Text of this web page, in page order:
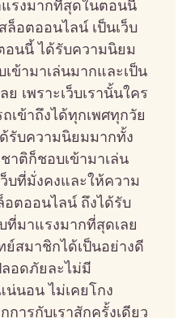
แรงมากที่สุดในตอนนี้
อตออนไลน์ เป็นเว็บ
นนี้ ได้รับความนิยม
ข้ามาเล่นมากและเป็น
ย เพราะเว็บเรานั้นใคร
เข้าถึงได้ทุกเพศทุกวัย
ด้รับความนิยมมากทั้ง
าติก็ชอบเข้ามาเล่น
ว็บที่มั่งคงและให้ความ
ตออนไลน์ ถึงได้รับ
ที่มาแรงมากที่สุดเลย
สมาชิกได้เป็นอย่างดี
ลอดภัยละไม่มี
น่นอน ไม่เคยโกง
ารกับเราสักครั้งเดียว